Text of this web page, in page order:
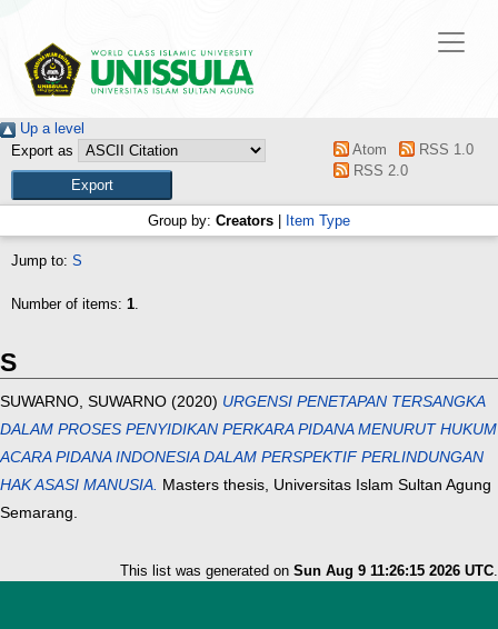
Up a level
Export as
Atom
RSS 1.0
RSS 2.0
Group by: Creators Item Type
Jump to: S
Number of items: 1.
S
SUWARNO, SUWARNO (2020) URGENSI PENETAPAN TERSANGKA
DALAM PROSES PENYIDIKAN PERKARA PIDANA MENURUT HUKUM
ACARA PIDANA INDONESIA DALAM PERSPEKTIF PERLINDUNGAN
HAK ASASI MANUSIA. Masters thesis, Universitas Islam Sultan Agung
Semarang.
This list was generated on Sun Aug 9 11:26:15 2026 UTC.